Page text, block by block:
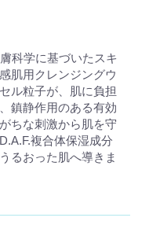
科学に基づいたスキ
肌用クレンジングウ
ル粒子が、肌に負担
鎮静作用のある有効
ちな刺激から肌を守
複合体保湿成分
るおった肌へ導きま